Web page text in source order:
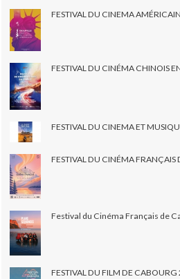
FESTIVAL DU CINEMA
FESTIVAL DU CINÉMA CHINOIS
FESTIVAL DU CINEMA ET
FESTIVAL DU CINÉMA FRANÇAIS
Festival du Cinéma Français de
FESTIVAL DU FILM DE